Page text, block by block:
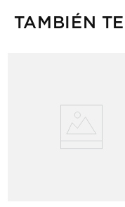
TAMBIÉN